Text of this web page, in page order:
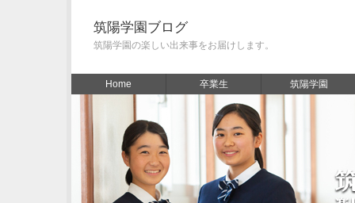
筑陽学園ブログ
筑陽学園の楽しい出来事をお届けします。
Home 卒業生 筑陽学園